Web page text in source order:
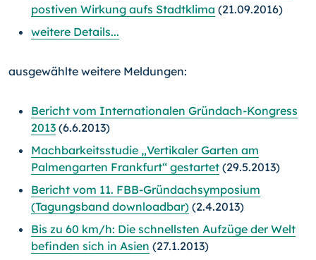
postiven Wirkung aufs Stadtklima (21.09.2016)
weitere Details...
ausgewählte weitere Meldungen:
Bericht vom Internationalen Gründach-Kongress
2013 (6.6.2013)
Machbarkeitsstudie „Vertikaler Garten am
Palmengarten Frankfurt“ gestartet (29.5.2013)
Bericht vom 11. FBB-Gründachsymposium
(Tagungsband downloadbar) (2.4.2013)
Bis zu 60 km/h: Die schnellsten Aufzüge der Welt
befinden sich in Asien (27.1.2013)